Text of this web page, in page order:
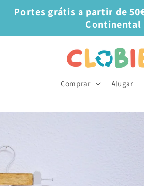
Portes grátis a partir de
Continental
Comprar Alugar